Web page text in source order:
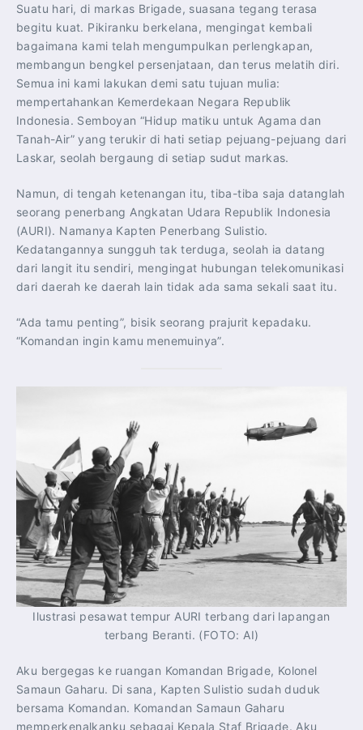
Suatu hari, di markas Brigade, suasana tegang terasa
begitu kuat. Pikiranku berkelana, mengingat kembali
bagaimana kami telah mengumpulkan perlengkapan,
membangun bengkel persenjataan, dan terus melatih diri.
Semua ini kami lakukan demi satu tujuan mulia:
mempertahankan Kemerdekaan Negara Republik
Indonesia. Semboyan “Hidup matiku untuk Agama dan
Tanah-Air” yang terukir di hati setiap pejuang-pejuang dari
Laskar, seolah bergaung di setiap sudut markas.
Namun, di tengah ketenangan itu, tiba-tiba saja datanglah
seorang penerbang Angkatan Udara Republik Indonesia
(AURI). Namanya Kapten Penerbang Sulistio.
Kedatangannya sungguh tak terduga, seolah ia datang
dari langit itu sendiri, mengingat hubungan telekomunikasi
dari daerah ke daerah lain tidak ada sama sekali saat itu.
“Ada tamu penting”, bisik seorang prajurit kepadaku.
“Komandan ingin kamu menemuinya”.
Ilustrasi pesawat tempur AURI terbang dari lapangan
terbang Beranti. (FOTO: AI)
Aku bergegas ke ruangan Komandan Brigade, Kolonel
Samaun Gaharu. Di sana, Kapten Sulistio sudah duduk
bersama Komandan. Komandan Samaun Gaharu
memperkenalkanku sebagai Kepala Staf Brigade. Aku